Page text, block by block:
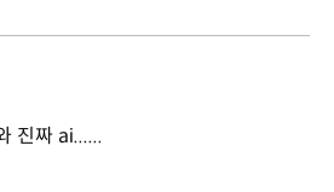
진짜 ai......